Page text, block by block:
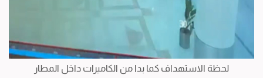
لحظة الاستهداف كما بدا من الكاميرات داخل المطار